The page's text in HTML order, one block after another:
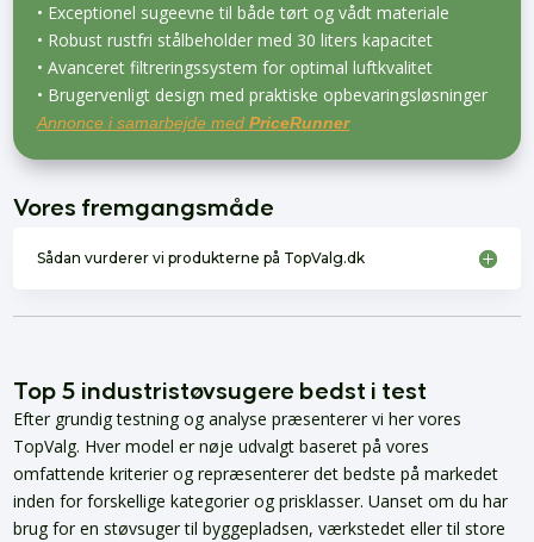
• Exceptionel sugeevne til både tørt og vådt materiale
• Robust rustfri stålbeholder med 30 liters kapacitet
• Avanceret filtreringssystem for optimal luftkvalitet
• Brugervenligt design med praktiske opbevaringsløsninger
Annonce i samarbejde medPriceRunner
Vores fremgangsmåde
Sådan vurderer vi produkterne på TopValg.dk
Top 5 industristøvsugere bedst i test
Efter grundig testning og analyse præsenterer vi her vores
TopValg. Hver model er nøje udvalgt baseret på vores
omfattende kriterier og repræsenterer det bedste på markedet
inden for forskellige kategorier og prisklasser. Uanset om du har
brug for en støvsuger til byggepladsen, værkstedet eller til store